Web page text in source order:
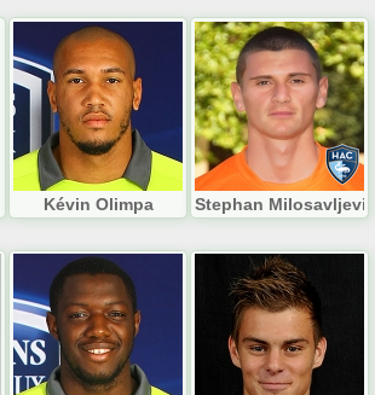
Kévin Olimpa Stephan